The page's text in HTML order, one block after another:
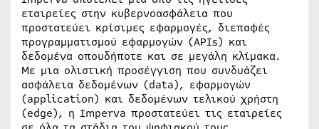
εταιρείες στην κυβερνοασφάλεια που
προστατεύει κρίσιμες εφαρμογές, διεπαφές
προγραμματισμού εφαρμογών (APIs) και
δεδομένα οπουδήποτε και σε μεγάλη κλίμακα.
Με μια ολιστική προσέγγιση που συνδυάζει
ασφάλεια δεδομένων (data), εφαρμογών
(application) και δεδομένων τελικού χρήστη
(edge), η Ιmperva προστατεύει τις εταιρείες